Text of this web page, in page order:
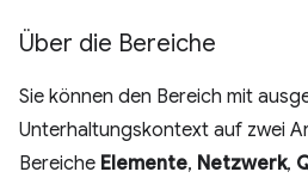
Über die Bereiche
Sie können den Bereich mit
Unterhaltungskontext auf zwei
Bereiche Elemente, Netzwerk,